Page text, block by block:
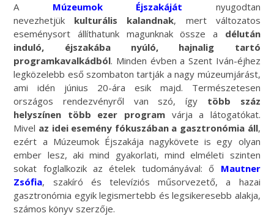
A Múzeumok Éjszakáját nyugodtan
nevezhetjük kulturális kalandnak, mert változatos
eseménysort állíthatunk magunknak össze a délután
induló, éjszakába nyúló, hajnalig tartó
programkavalkádból. Minden évben a Szent Iván-éjhez
legközelebb eső szombaton tartják a nagy múzeumjárást,
ami idén június 20-ára esik majd. Természetesen
országos rendezvényről van szó, így több száz
helyszínen több ezer programvárja a látogatókat.
Mivel az idei esemény fókuszában a gasztronómia áll,
ezért a Múzeumok Éjszakája nagykövete is egy olyan
ember lesz, aki mind gyakorlati, mind elméleti szinten
sokat foglalkozik az ételek tudományával: ő Mautner
Zsófia, szakíró és televíziós műsorvezető, a hazai
gasztronómia egyik legismertebb és legsikeresebb alakja,
számos könyv szerzője.